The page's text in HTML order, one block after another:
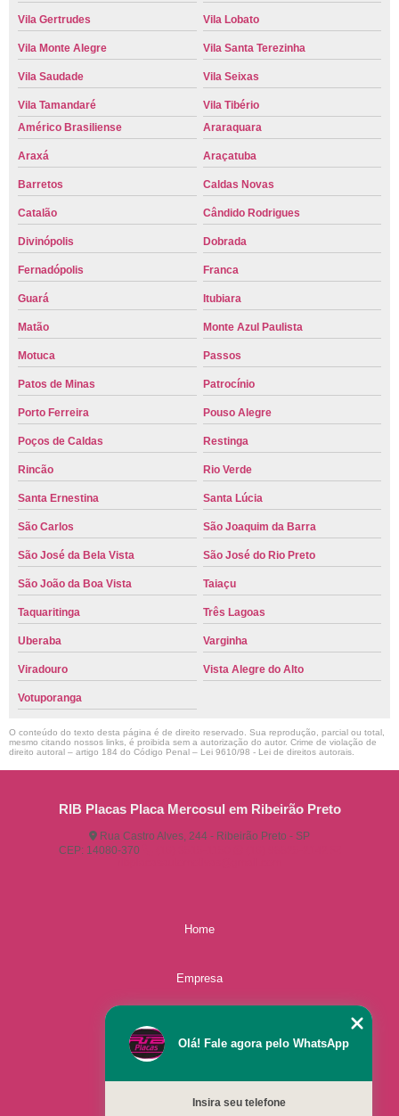
Vila Gertrudes Vila Lobato
Vila Monte Alegre Vila Santa Terezinha
Vila Saudade Vila Seixas
Vila Tamandaré
Vila Tibério
Américo Brasiliense
Araraquara
Araxá Araçatuba
Barretos Caldas Novas
Catalão Cândido Rodrigues
Divinópolis Dobrada
Fernadópolis Franca
Guará Itubiara
Matão Monte Azul Paulista
Motuca Passos
Patos de Minas Patrocínio
Porto Ferreira Pouso Alegre
Poços de Caldas Restinga
Rincão Rio Verde
Santa Ernestina Santa Lúcia
São Carlos São Joaquim da Barra
São José da Bela Vista São José do Rio Preto
São João da Boa Vista Taiaçu
Taquaritinga Três Lagoas
Uberaba Varginha
Viradouro Vista Alegre do Alto
Votuporanga
O conteúdo do texto desta página é de direito reservado. Sua reprodução, parcial ou total,
mesmo citando nossos links, é proibida sem a autorização do autor. Crime de violação de
direito autoral – artigo 184 do Código Penal – Lei 9610/98 - Lei de direitos autorais
RIB Placas Placa Mercosul em Ribeirão Preto
Rua Castro Alves, 244 - Ribeirão Preto - SP
CEP: 14080-370
Home
Empresa
Olá! Fale agora pelo WhatsApp
Insira seu telefone